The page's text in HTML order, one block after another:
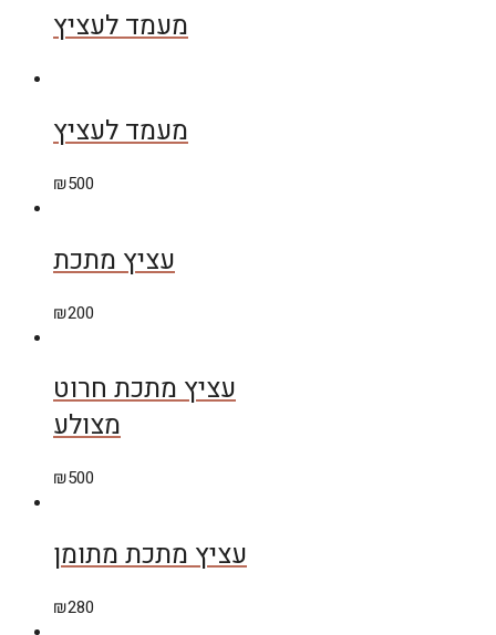
מעמד לעציץ
מעמד לעציץ
₪500
עציץ מתכת
₪200
עציץ מתכת חרוט
מצולע
₪500
עציץ מתכת מתומן
₪280